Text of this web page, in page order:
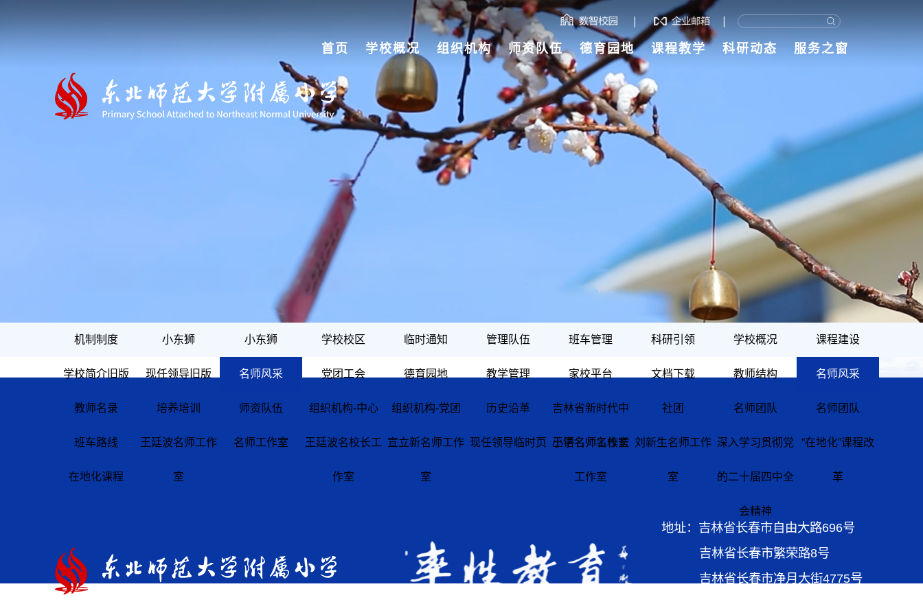
| |
首页 学校概况 组织机构 师资队伍 德育园地 课程教学 科研动态 服务之窗
机制制度 小东狮 小东狮 学校校区 临时通知 管理队伍 班车管理 科研引领 学校概况 课程建设
学校简介旧版 现任领导旧版 名师风采 党团工会 德育园地 教学管理 家校平台 文档下载 教师结构 名师风采
教师名录 培养培训 师资队伍 组织机构-中心 组织机构-党团 历史沿革 吉林省新时代中
小学名师名校长
工作室
社团 名师团队 名师团队
班车路线 王廷波名师工作
室
名师工作室 王廷波名校长工
作室
宣立新名师工作
室
现任领导临时页 王语名师工作室 刘新生名师工作
室
深入学习贯彻党
的二十届四中全
会精神
“在地化”课程改
革
在地化课程
地址：吉林省长春市自由大路696号
吉林省长春市繁荣路8号
吉林省长春市净月大街4775号